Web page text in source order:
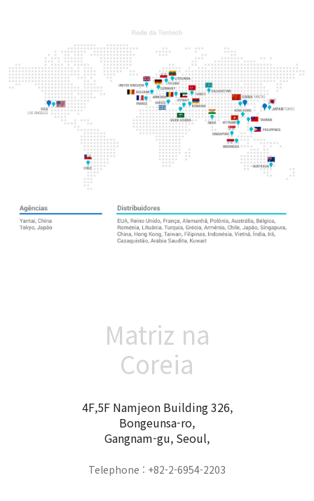
Matriz na
Coreia
4F,5F Namjeon Building 326,
Bongeunsa-ro,
Gangnam-gu, Seoul,
Telephone : +82-2-6954-2203